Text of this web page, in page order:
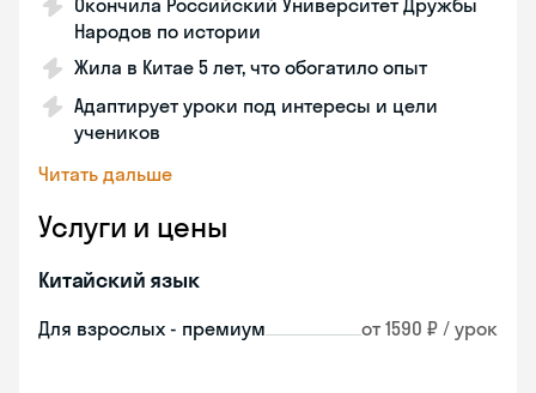
Окончила Российский Университет Дружбы
Народов по истории
Жила в Китае 5 лет, что обогатило опыт
Адаптирует уроки под интересы и цели
учеников
Читать дальше
Услуги и цены
Китайский язык
Для взрослых - премиум от 1590 ₽ / урок